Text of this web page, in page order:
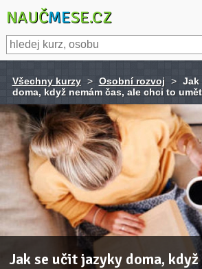
NAUČMESE.CZ
Všechny kurzy > Osobní rozvoj > Jak
doma, když nemám čas, ale chci to umět
Jak se učit jazyky doma, když